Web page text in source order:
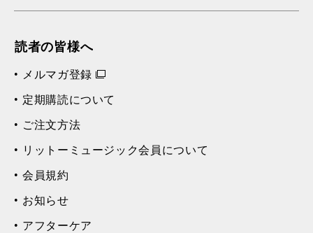
読者の皆様へ
メルマガ登録
定期購読について
ご注文方法
リットーミュージック会員について
会員規約
お知らせ
アフターケア